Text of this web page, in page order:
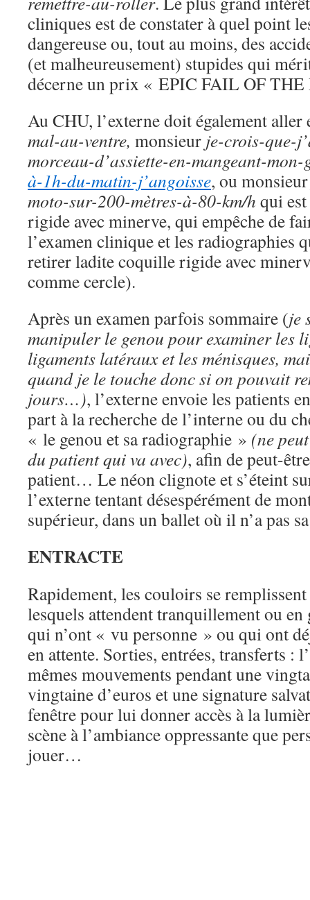
cliniques est de constater à quel point
dangereuse ou, tout au moins, des
(et malheureusement) stupides qui
décerne un prix « EPIC FAIL OF
Au CHU, l’externe doit également
mal-au-ventre, monsieur je-crois-que-
morceau-d’assiette-en-mangeant-
à-1h-du-matin-j’angoisse, ou
moto-sur-200-mètres-à-80-km/h qui
rigide avec minerve, qui empêche de
l’examen clinique et les radiographies
retirer ladite coquille rigide avec
comme cercle).
Après un examen parfois sommaire (je
manipuler le genou pour examiner les
ligaments latéraux et les ménisques,
quand je le touche donc si on pouvait
jours…), l’externe envoie les patients
part à la recherche de l’interne ou du
« le genou et sa radiographie » (ne
du patient qui va avec), afin de peut-
patient… Le néon clignote et s’éteint
l’externe tentant désespérément de
supérieur, dans un ballet où il n’a pas
ENTRACTE
Rapidement, les couloirs se
lesquels attendent tranquillement ou en
qui n’ont « vu personne » ou qui ont
en attente. Sorties, entrées, transferts :
mêmes mouvements pendant une
vingtaine d’euros et une signature
fenêtre pour lui donner accès à la
scène à l’ambiance oppressante que
jouer…